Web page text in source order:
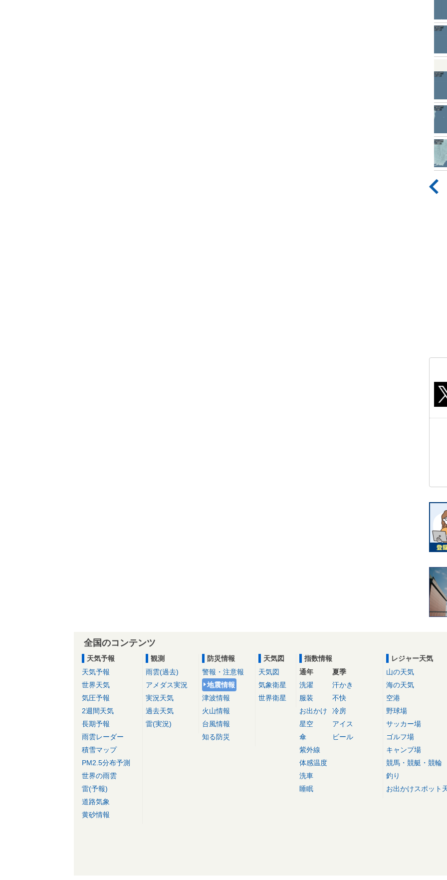
全国のコンテンツ
天気予報
天気予報
世界天気
気圧予報
2週間天気
長期予報
雨雲レーダー
積雪マップ
PM2.5分布予測
世界の雨雲
雷(予報)
道路気象
黄砂情報
観測
雨雲(過去)
アメダス実況
実況天気
過去天気
雷(実況)
防災情報
警報・注意報
地震情報
津波情報
火山情報
台風情報
知る防災
天気図
天気図
気象衛星
世界衛星
指数情報
通年
洗濯
服装
お出かけ
星空
傘
紫外線
体感温度
洗車
睡眠
夏季
汗かき
不快
冷房
アイス
ビール
レジャー天気
山の天気
海の天気
空港
野球場
サッカー場
ゴルフ場
キャンプ場
競馬・競艇・競輪
釣り
お出かけスポット